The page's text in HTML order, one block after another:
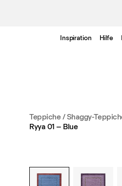
Inspiration Hilfe
Teppiche/Shaggy-
Ryya 01 – Blue